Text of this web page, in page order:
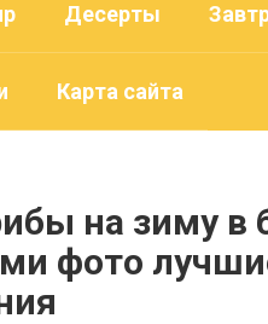
Десерты
Карта сайта
на зиму в
фото